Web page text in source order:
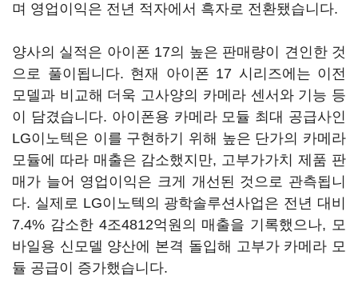
며 영업이익은 전년 적자에서 흑자로 전환됐습니다.
양사의 실적은 아이폰 17의 높은 판매량이 견인한 것
으로 풀이됩니다. 현재 아이폰 17 시리즈에는 이전
모델과 비교해 더욱 고사양의 카메라 센서와 기능 등
이 담겼습니다. 아이폰용 카메라 모듈 최대 공급사인
LG이노텍은 이를 구현하기 위해 높은 단가의 카메라
모듈에 따라 매출은 감소했지만, 고부가가치 제품 판
매가 늘어 영업이익은 크게 개선된 것으로 관측됩니
다. 실제로 LG이노텍의 광학솔루션사업은 전년 대비
7.4% 감소한 4조4812억원의 매출을 기록했으나, 모
바일용 신모델 양산에 본격 돌입해 고부가 카메라 모
듈 공급이 증가했습니다.